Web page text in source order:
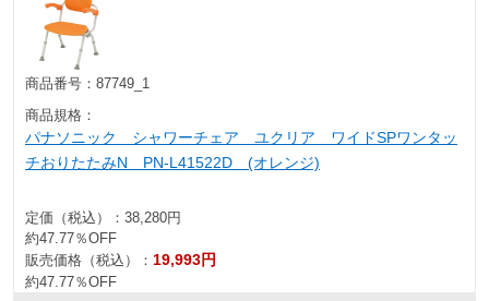
商品番号： 87749_1
商品規格：
パナソニック シャワーチェア ユクリア ワイドSPワンタッ
チおりたたみN PN-L41522D (オレンジ)
定価（税込）： 38,280円
約47.77％OFF
販売価格（税込）： 19,993円
約47.77％OFF